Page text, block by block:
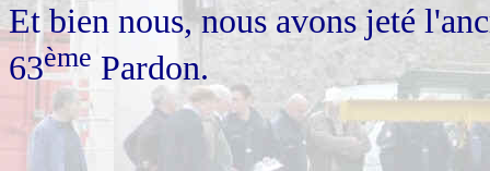
Et bien nous, nous avons jeté
63ème Pardon.